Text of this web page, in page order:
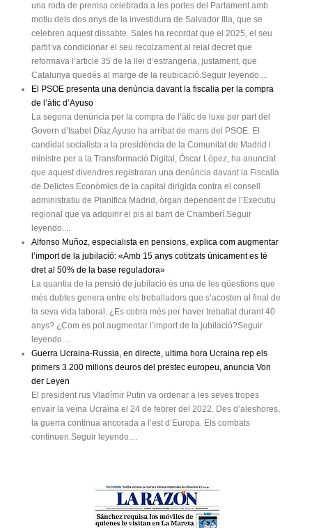
una roda de premsa celebrada a les portes del Parlament amb
motiu dels dos anys de la investidura de Salvador Illa, que se
celebren aquest dissabte. Sales ha recordat que el 2025, el seu
partit va condicionar el seu recolzament al reial decret que
reformava l’article 35 de la llei d’estrangeria, justament, que
Catalunya quedés al marge de la reubicació.Seguir leyendo....
El PSOE presenta una denúncia davant la fiscalia per la compra
de l’àtic d’Ayuso
La segona denúncia per la compra de l’àtic de luxe per part del
Govern d’Isabel Díaz Ayuso ha arribat de mans del PSOE. El
candidat socialista a la presidència de la Comunitat de Madrid i
ministre per a la Transformació Digital, Óscar López, ha anunciat
que aquest divendres registraran una denúncia davant la Fiscalia
de Delictes Econòmics de la capital dirigida contra el consell
administratiu de Planifica Madrid, òrgan dependent de l’Executiu
regional que va adquirir el pis al barri de Chamberí.Seguir
leyendo....
Alfonso Muñoz, especialista en pensions, explica com augmentar
l’import de la jubilació: «Amb 15 anys cotitzats únicament es té
dret al 50% de la base reguladora»
La quantia de la pensió de jubilació és una de les qüestions que
més dubtes genera entre els treballadors que s’acosten al final de
la seva vida laboral. ¿Es cobra més per haver treballat durant 40
anys? ¿Com es pot augmentar l’import de la jubilació?Seguir
leyendo....
Guerra Ucraina-Russia, en directe, ultima hora Ucraina rep els
primers 3.200 milions deuros del prestec europeu, anuncia Von
der Leyen
El president rus Vladímir Putin va ordenar a les seves tropes
envair la veïna Ucraïna el 24 de febrer del 2022. Des d’aleshores,
la guerra continua ancorada a l’est d’Europa. Els combats
continuen.Seguir leyendo....